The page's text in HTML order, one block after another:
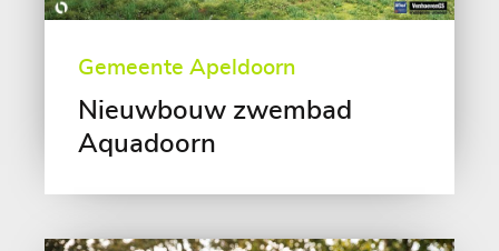
Gemeente Apeldoorn
Nieuwbouw zwembad
Aquadoorn